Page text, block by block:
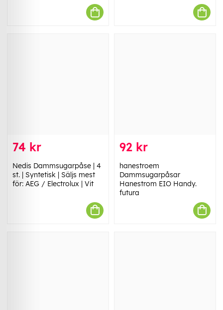
74 kr
Nedis Dammsugarpåse | 4
st. | Syntetisk | Säljs mest
för: AEG / Electrolux | Vit
92 kr
hanestroem
Dammsugarpåsar
Hanestrom EIO Handy.
futura